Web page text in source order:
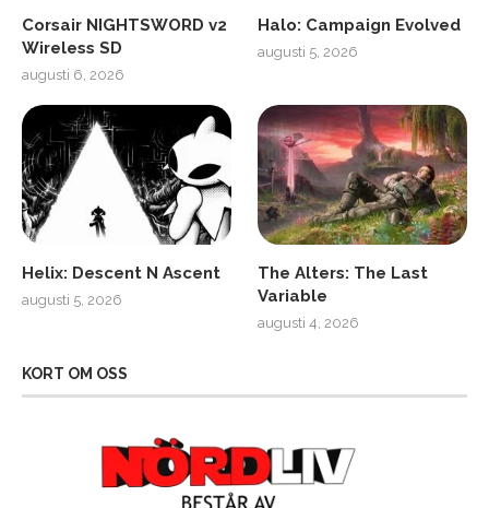
Corsair NIGHTSWORD v2
Wireless SD
augusti 6, 2026
Halo: Campaign Evolved
augusti 5, 2026
Helix: Descent N Ascent
augusti 5, 2026
The Alters: The Last
Variable
augusti 4, 2026
KORT OM OSS